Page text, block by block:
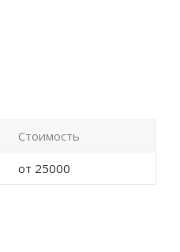
Стоимость
от 25000